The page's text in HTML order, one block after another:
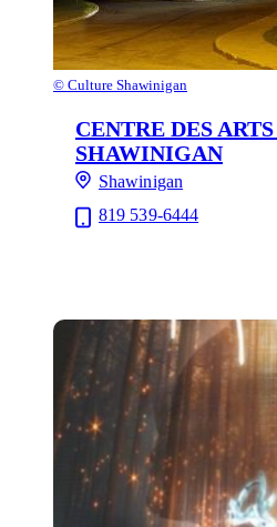
© Culture Shawinigan
CENTRE DES
SHAWINIGAN
Shawinigan
819 539-6444